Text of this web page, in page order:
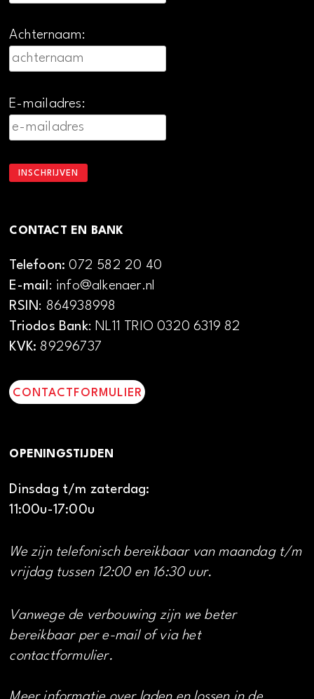
Achternaam:
E-mailadres:
CONTACT EN BANK
Telefoon:072 582 20 40
E-mail: info@alkenaer.nl
RSIN: 864938998
Triodos Bank: NL11 TRIO 0320 6319 82
KVK: 89296737
CONTACTFORMULIER
OPENINGSTIJDEN
Dinsdag t/m zaterdag:
11:00u-17:00u
We zijn telefonisch bereikbaar van maandag t/m
vrijdag tussen 12:00 en 16:30 uur.
Vanwege de verbouwing zijn we beter
bereikbaar per e-mail of via het
contactformulier.